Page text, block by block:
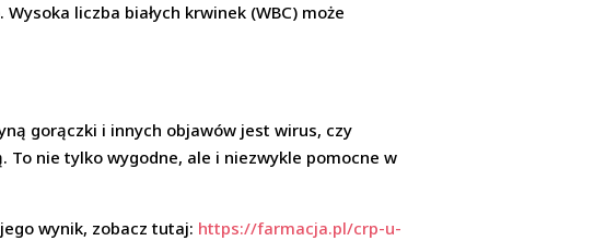
liczba białych krwinek (WBC) może
gorączki i innych objawów jest wirus, czy
To nie tylko wygodne, ale i niezwykle pomocne w
wynik, zobacz tutaj: https://farmacja.pl/crp-u-